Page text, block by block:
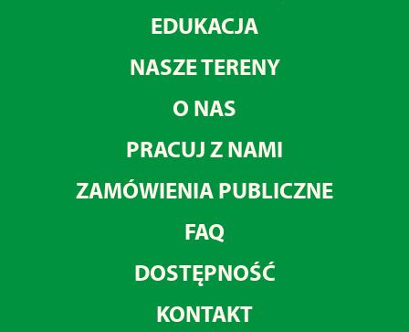
EDUKACJA
NASZE TERENY
O NAS
PRACUJ Z NAMI
ZAMÓWIENIA PUBLICZNE
FAQ
DOSTĘPNOŚĆ
KONTAKT